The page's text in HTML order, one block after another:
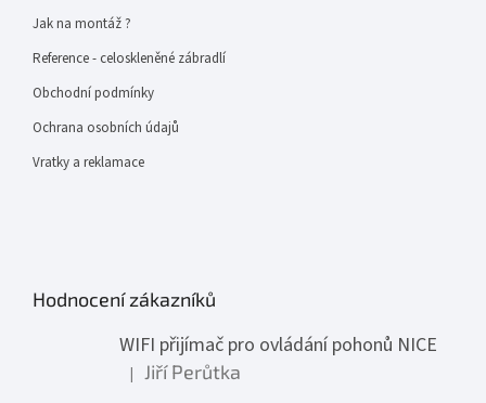
Jak na montáž ?
Reference - celoskleněné zábradlí
Obchodní podmínky
Ochrana osobních údajů
Vratky a reklamace
Hodnocení zákazníků
WIFI přijímač pro ovládání pohonů NICE
Hodnocení produktu je 1 z 5 hvězdiček.
| Jiří Perůtka